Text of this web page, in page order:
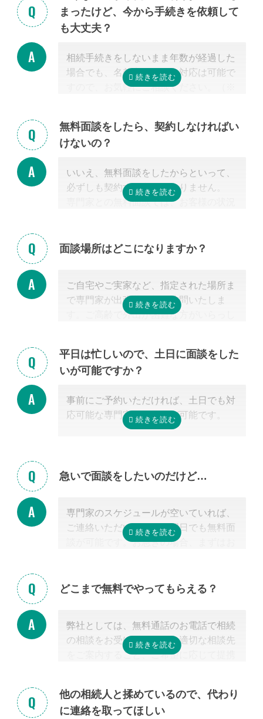
く、その士業が相続税に強いかどうかだ
からです。
の必修科目でないことから資格試験を取
る時に選択していない人にとっては専門
外となります。
も大切だと言えます。
なお自宅から離れた専門家をご紹介した
等まで出張費無料で訪問可能ですのでご
安心ください。
まったけど、今から手続きを依頼して
も大丈夫？
相続手続きをしないまま年数が経過した
場合でも、名義変更などの対応は可能で
すので、お気軽にご相談ください。（※
無料面談をしたら、契約しなければい
けないの？
いいえ、無料面談をしたからといって、
必ずしも契約する必要はありません。
専門家との無料面談では、お客様の状況
提示させて頂きます。
こく営業するようなことはありませんの
でご安心ください。
面談場所はどこになりますか？
ご自宅やご実家など、指定された場所ま
で専門家が出張費無料で訪問いたしま
す。ご高齢で外出が困難な方がいらっし
を使ったオンライン面談にも対応可能で
す。（一部士業を除く）
までご希望の方法をお申し付けくださ
い。
平日は忙しいので、土日に面談をした
いが可能ですか？
事前にご予約いただければ、土日でも対
応可能な専門家のご紹介が可能です。
急いで面談をしたいのだけど…
専門家のスケジュールが空いていれば、
ご連絡いただいた当日や翌日でも無料面
談が可能です。お急ぎの場合、まずはお
どこまで無料でやってもらえる？
弊社としては、無料通話のお電話で相続
の相談をお受けすること、適切な相談先
をご案内すること、ご希望に応じて提携
ています。
またご紹介した専門家については、面談
他の相続人と揉めているので、代わり
に連絡を取ってほしい